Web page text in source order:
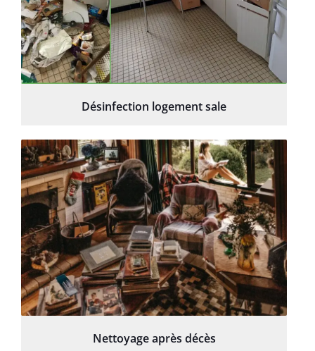
Désinfection logement sale
Nettoyage après décès